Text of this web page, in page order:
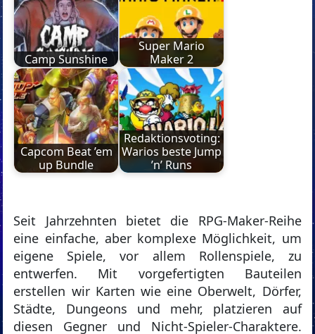
Camp Sunshine
Super Mario
Maker 2
Capcom Beat ’em
up Bundle
Redaktionsvoting:
Warios beste Jump
’n’ Runs
Seit Jahrzehnten bietet die RPG-Maker-Reihe
eine einfache, aber komplexe Möglichkeit, um
eigene Spiele, vor allem Rollenspiele, zu
entwerfen. Mit vorgefertigten Bauteilen
erstellen wir Karten wie eine Oberwelt, Dörfer,
Städte, Dungeons und mehr, platzieren auf
diesen Gegner und Nicht-Spieler-Charaktere.